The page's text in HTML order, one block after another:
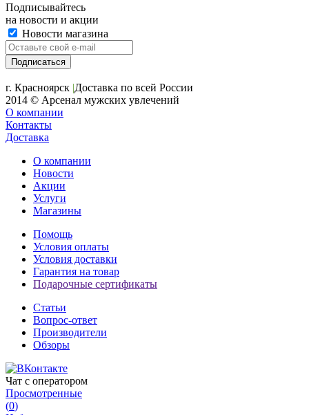
Подписывайтесь
на новости и акции
Новости магазина
г. Красноярск |Доставка по всей России
2014 © Арсенал мужских увлечений
О компании
Контакты
Доставка
О компании
Новости
Акции
Услуги
Магазины
Помощь
Условия оплаты
Условия доставки
Гарантия на товар
Подарочные сертификаты
Статьи
Вопрос-ответ
Производители
Обзоры
Чат с оператором
Просмотренные
(0)